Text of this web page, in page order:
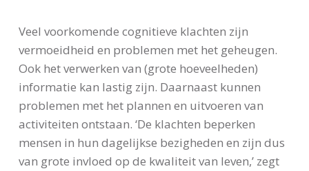
Veel voorkomende cognitieve klachten zijn
vermoeidheid en problemen met het geheugen.
Ook het verwerken van (grote hoeveelheden)
informatie kan lastig zijn. Daarnaast kunnen
problemen met het plannen en uitvoeren van
activiteiten ontstaan. ‘De klachten beperken
mensen in hun dagelijkse bezigheden en zijn dus
van grote invloed op de kwaliteit van leven,’ zegt